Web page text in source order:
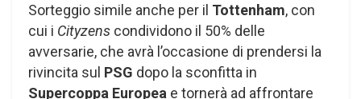
Sorteggio simile anche per il Tottenham, con
cui i Cityzens condividono il 50% delle
avversarie, che avrà l’occasione di prendersi la
rivincita sul PSG dopo la sconfitta in
Supercoppa Europea e tornerà ad affrontare